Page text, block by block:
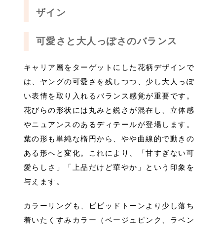
ザイン
可愛さと大人っぽさのバランス
キャリア層をターゲットにした花柄デザインで
は、ヤングの可愛さを残しつつ、少し大人っぽ
い表情を取り入れるバランス感覚が重要です。
花びらの形状には丸みと鋭さが混在し、立体感
やニュアンスのあるディテールが登場します。
葉の形も単純な楕円から、やや曲線的で動きの
ある形へと変化。これにより、「甘すぎない可
愛らしさ」「上品だけど華やか」という印象を
与えます。
カラーリングも、ビビッドトーンより少し落ち
着いたくすみカラー（ベージュピンク、ラベン